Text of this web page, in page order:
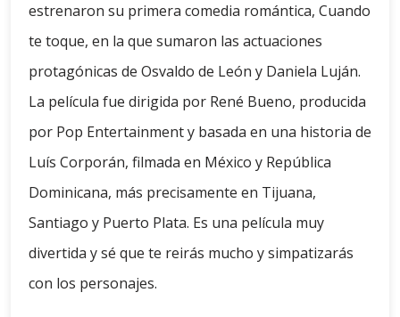
estrenaron su primera comedia romántica, Cuando
te toque, en la que sumaron las actuaciones
protagónicas de Osvaldo de León y Daniela Luján.
La película fue dirigida por René Bueno, producida
por Pop Entertainment y basada en una historia de
Luís Corporán, filmada en México y República
Dominicana, más precisamente en Tijuana,
Santiago y Puerto Plata. Es una película muy
divertida y sé que te reirás mucho y simpatizarás
con los personajes.